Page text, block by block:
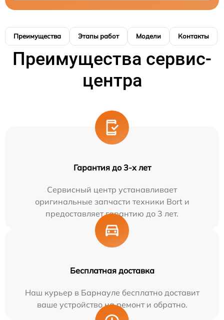
Преимущества Этапы работ Модели Контакты
Преимущества сервис-
центра
Гарантия до 3-х лет
Сервисный центр устанавливает
оригинальные запчасти техники Bort и
предоставляет гарантию до 3 лет.
Бесплатная доставка
Наш курьер в Барнауле бесплатно доставит
ваше устройство на ремонт и обратно.